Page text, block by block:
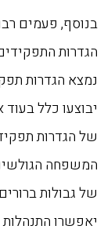
בנוסף, פעמים
הגדרות
נמצא הגדרות
יבוצעו כלל
של הגדרות
המשפחה
של גבולות
יאפשרו